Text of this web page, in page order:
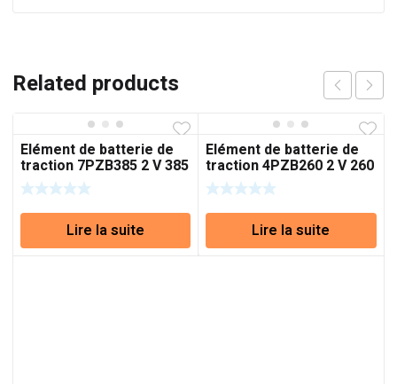
Related products
Elément de batterie de
traction 7PZB385 2 V 385
Ah (C5)
Lire la suite
Elément de batterie de
traction 4PZB260 2 V 260
Ah (C5)
Lire la suite